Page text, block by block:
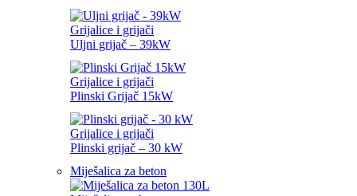
Grijalice i grijači
Uljni grijač – 39kW
Grijalice i grijači
Plinski Grijač 15kW
Grijalice i grijači
Plinski grijač – 30 kW
Miješalica za beton